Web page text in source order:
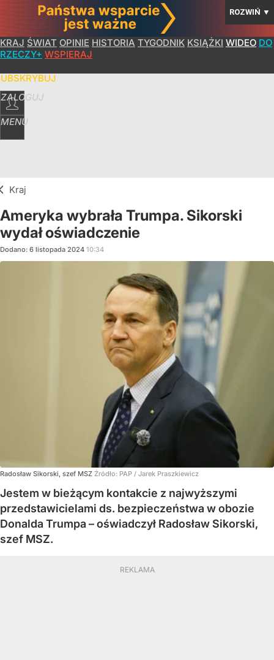
ROZWIŃ ▼
KRAJ ŚWIAT OPINIE HISTORIA TYGODNIK KSIĄŻKI WIDEO DO
RZECZY+ WSPIERAJ
ZALOGUJ
MENU
Kraj
Ameryka wybrała Trumpa. Sikorski
wydał oświadczenie
Dodano: 6 listopada 2024 10:34
Radosław Sikorski, szef MSZ Źródło: PAP / Jarek Praszkiewicz
Jestem w bieżącym kontakcie z najwyższymi
przedstawicielami ds. bezpieczeństwa w obozie
Donalda Trumpa – oświadczył Radosław Sikorski,
szef MSZ.